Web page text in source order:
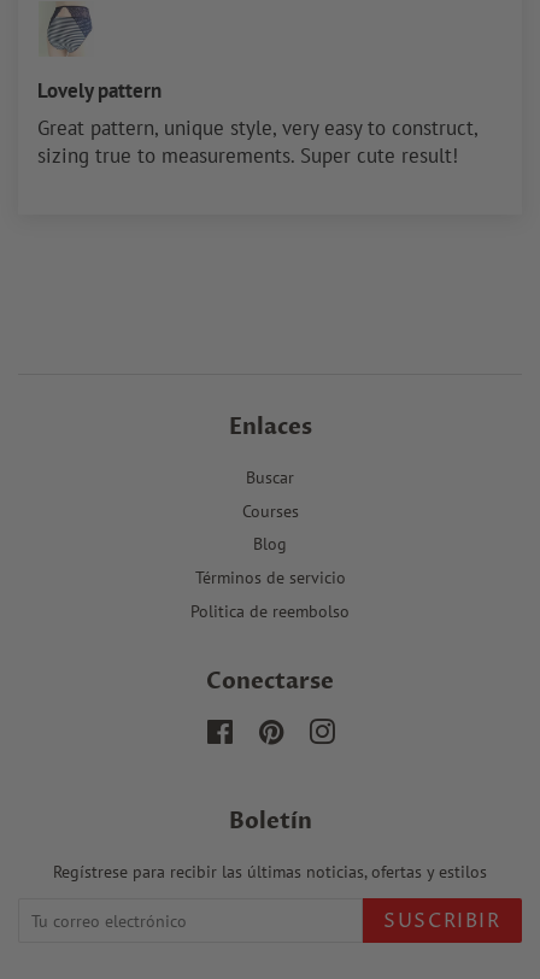
Lovely pattern
Great pattern, unique style, very easy to construct,
sizing true to measurements. Super cute result!
Enlaces
Buscar
Courses
Blog
Términos de servicio
Politica de reembolso
Conectarse
FacebookPinterestInstagram
Boletín
Regístrese para recibir las últimas noticias, ofertas y estilos
SUSCRIBIR